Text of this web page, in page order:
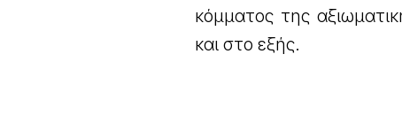
κόμματος της
και στο εξής.